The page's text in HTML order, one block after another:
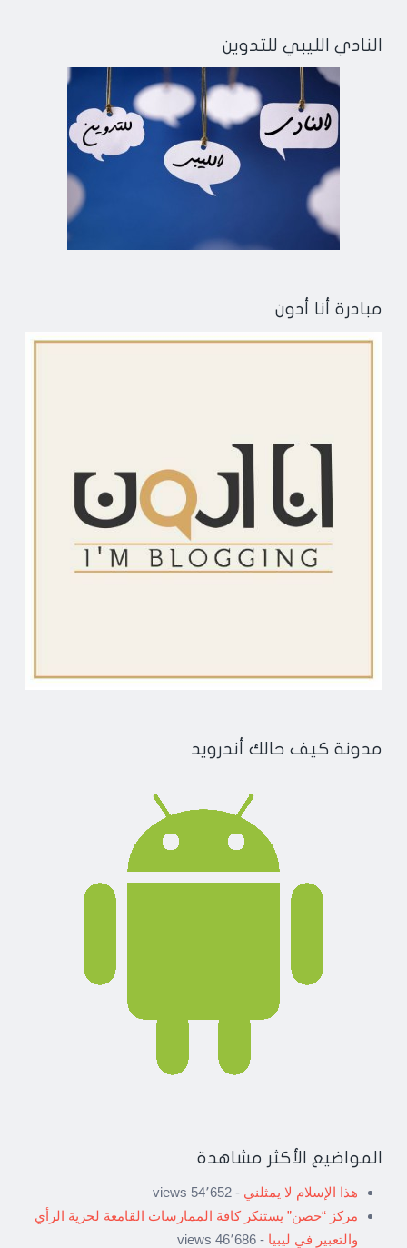
النادي الليبي للتدوين
مبادرة أنا أدون
مدونة كيف حالك أندرويد
المواضيع الأكثر مشاهدة
هذا الإسلام لا يمثلني - 54٬652 views
مركز “حصن” يستنكر كافة الممارسات القامعة لحرية الرأي
والتعبير في ليبيا - 46٬686 views